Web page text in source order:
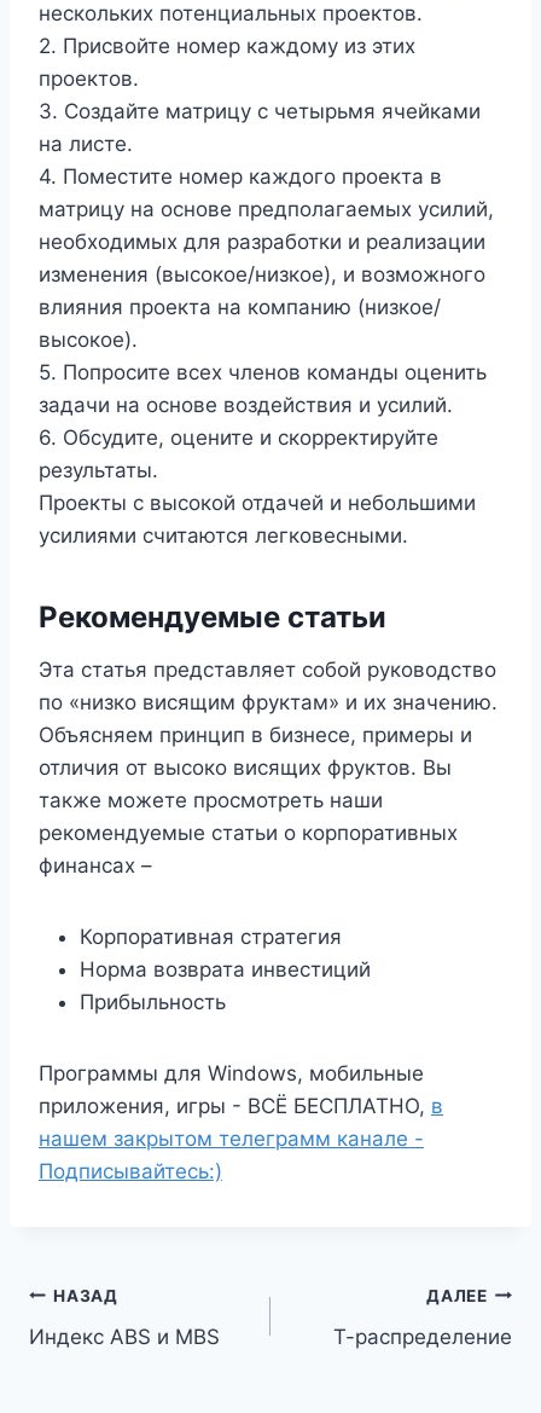
нескольких потенциальных проектов.
2. Присвойте номер каждому из этих
проектов.
3. Создайте матрицу с четырьмя ячейками
на листе.
4. Поместите номер каждого проекта в
матрицу на основе предполагаемых усилий,
необходимых для разработки и реализации
изменения (высокое/низкое), и возможного
влияния проекта на компанию (низкое/
высокое).
5. Попросите всех членов команды оценить
задачи на основе воздействия и усилий.
6. Обсудите, оцените и скорректируйте
результаты.
Проекты с высокой отдачей и небольшими
усилиями считаются легковесными.
Рекомендуемые статьи
Эта статья представляет собой руководство
по «низко висящим фруктам» и их значению.
Объясняем принцип в бизнесе, примеры и
отличия от высоко висящих фруктов. Вы
также можете просмотреть наши
рекомендуемые статьи о корпоративных
финансах –
Корпоративная стратегия
Норма возврата инвестиций
Прибыльность
Программы для Windows, мобильные
приложения, игры - ВСЁ БЕСПЛАТНО, в
нашем закрытом телеграмм канале -
Подписывайтесь:)
Навигация
по
НАЗАД
Индекс ABS и MBS
ДАЛЕЕ
Т-распределение